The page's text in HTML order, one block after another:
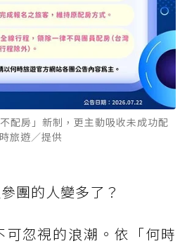
配房」新制，更主動吸收未成功配
旅遊／提供
團的人變多了？
忽視的浪潮。依「何時